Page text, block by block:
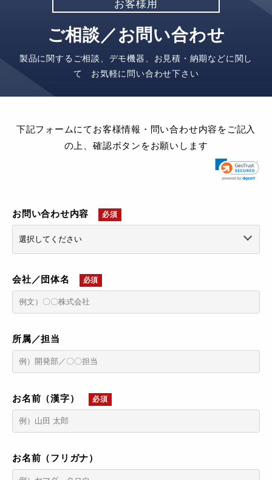
お客様用
ご相談／お問い合わせ
製品に関するご相談、デモ機器、お見積・納期などに関し
て お気軽に問い合わせ下さい
下記フォームにてお客様情報・問い合わせ内容をご記入
の上、確認ボタンをお願いします
お問い合わせ内容 必須
会社／団体名 必須
所属／担当
お名前（漢字） 必須
お名前（フリガナ）